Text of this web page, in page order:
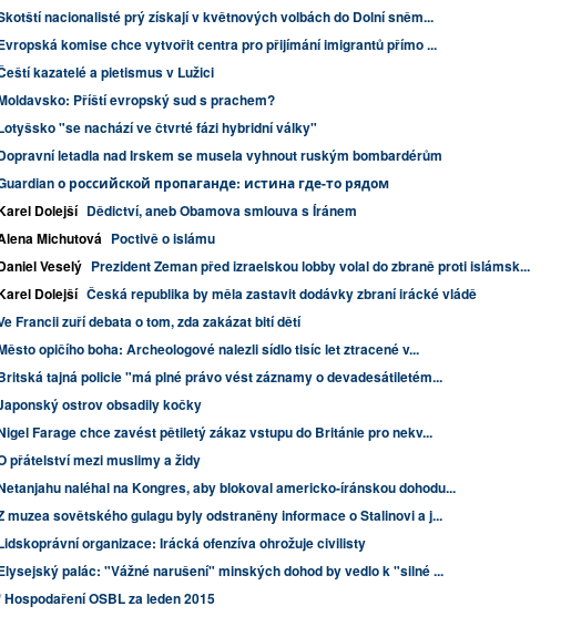
nacionalisté prý získají v květnových volbách do Dolní sněm...
komise chce vytvořit centra pro přijímání imigrantů přímo ...
kazatelé a pietismus v Lužici
Příští evropský sud s prachem?
"se nachází ve čtvrté fázi hybridní války"
letadla nad Irskem se musela vyhnout ruským bombardérům
о российской пропаганде: истина где-то рядом
Dolejší Dědictví, aneb Obamova smlouva s Íránem
Michutová Poctivě o islámu
Veselý Prezident Zeman před izraelskou lobby volal do zbraně proti islámsk...
Dolejší Česká republika by měla zastavit dodávky zbraní irácké vládě
Francii zuří debata o tom, zda zakázat bití dětí
opičího boha: Archeologové nalezli sídlo tisíc let ztracené v...
tajná policie "má plné právo vést záznamy o devadesátiletém...
ostrov obsadily kočky
Farage chce zavést pětiletý zákaz vstupu do Británie pro nekv...
přátelství mezi muslimy a židy
naléhal na Kongres, aby blokoval americko-íránskou dohodu...
muzea sovětského gulagu byly odstraněny informace o Stalinovi a j...
organizace: Irácká ofenzíva ohrožuje civilisty
palác: "Vážné narušení" minských dohod by vedlo k "silné ...
Hospodaření OSBL za leden 2015